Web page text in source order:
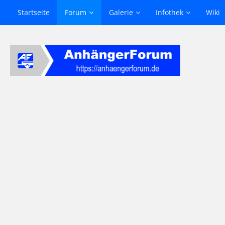
Startseite Forum Galerie Infothek Wiki